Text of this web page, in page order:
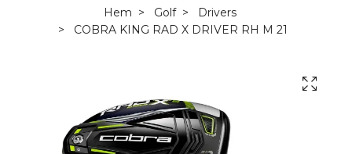
Hem Golf
Drivers
COBRA KING RAD X DRIVER RH M 21